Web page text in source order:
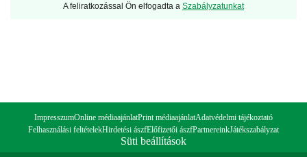
A feliratkozással Ön elfogadta a Szabályzatunkat
ImpresszumOnline médiaajánlatPrint médiaajánlatAdatvédelmi tájékoztató
Felhasználási feltételekHirdetési ászfElőfizetői ászfPartnereinkJátékszabályzat
Süti beállítások